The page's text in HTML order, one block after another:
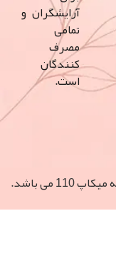
و
کنندگان